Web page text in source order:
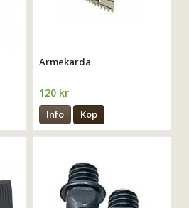
Armekarda
120 kr
Info Köp